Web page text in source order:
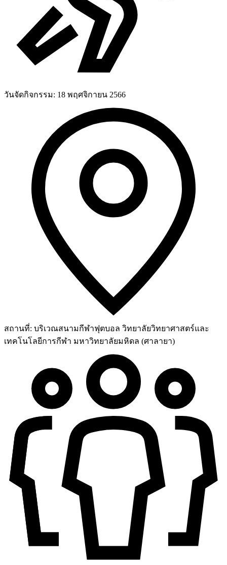
วันจัดกิจกรรม: 18 พฤศจิกายน 2566
สถานที่: บริเวณสนามกีฬาฟุตบอล วิทยาลัยวิทยาศาสตร์และ
เทคโนโลยีการกีฬา มหาวิทยาลัยมหิดล (ศาลายา)